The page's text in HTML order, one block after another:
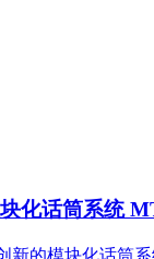
化话筒系统
新的模块化话筒